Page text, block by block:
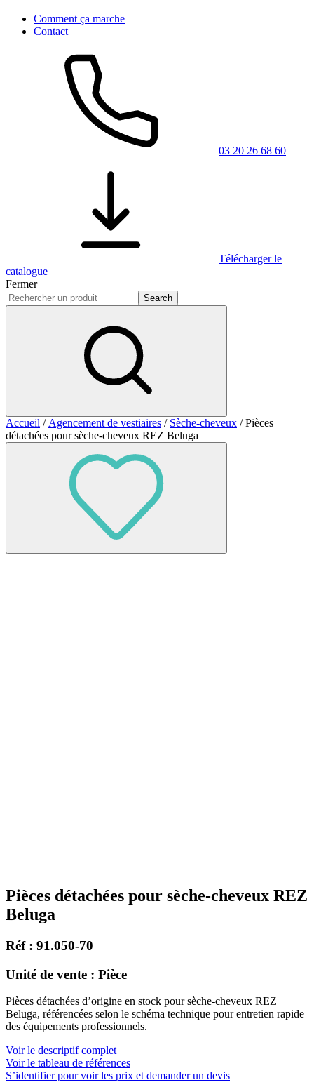
Comment ça marche
Contact
03 20 26 68 60
Télécharger le
catalogue
Fermer
Accueil / Agencement de vestiaires / Sèche-cheveux / Pièces
détachées pour sèche-cheveux REZ Beluga
Pièces détachées pour sèche-cheveux REZ
Beluga
Réf : 91.050-70
Unité de vente : Pièce
Pièces détachées d’origine en stock pour sèche-cheveux REZ
Beluga, référencées selon le schéma technique pour entretien rapide
des équipements professionnels.
Voir le descriptif complet
Voir le tableau de références
S’identifier pour voir les prix et demander un devis